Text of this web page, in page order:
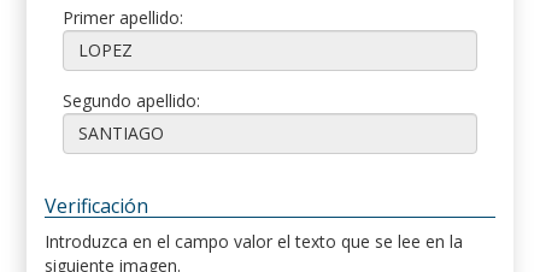
Primer apellido:
Segundo apellido:
Verificación
Introduzca en el campo valor el texto que se lee en la
siguiente imagen.